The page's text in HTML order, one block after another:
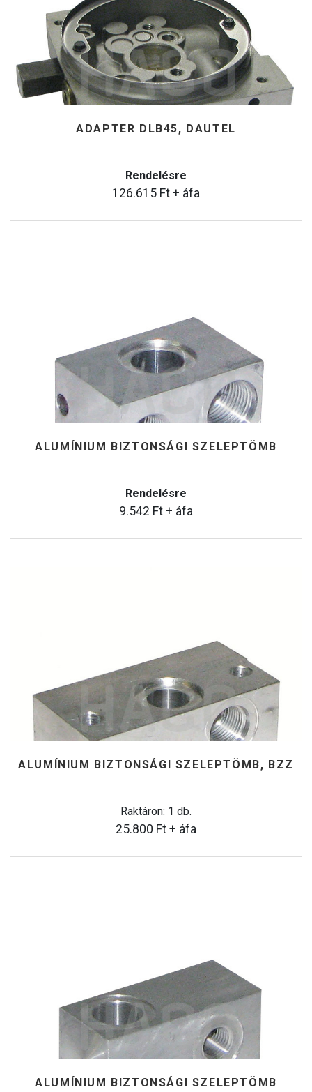
ADAPTER DLB45, DAUTEL
Rendelésre
126.615 Ft + áfa
ALUMÍNIUM BIZTONSÁGI SZELEPTÖMB
Rendelésre
9.542 Ft + áfa
ALUMÍNIUM BIZTONSÁGI SZELEPTÖMB, BZZ
Raktáron: 1 db.
25.800 Ft + áfa
ALUMÍNIUM BIZTONSÁGI SZELEPTÖMB